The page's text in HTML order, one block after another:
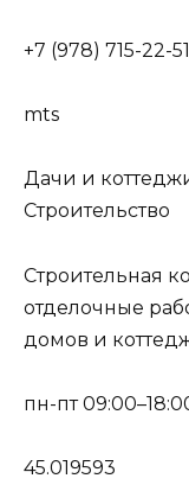
+7 (978) 715-22-51
mts
Дачи и
Строительство
Строительная
отделочные
домов и
пн-пт
45.019593